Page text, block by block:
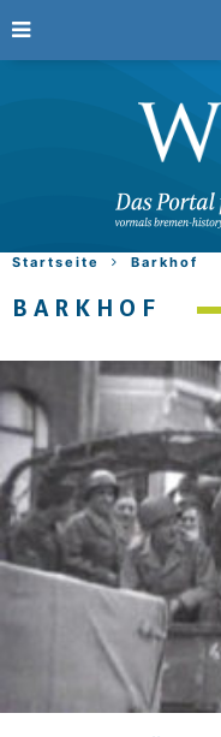
Startseite Barkhof
BARKHOF